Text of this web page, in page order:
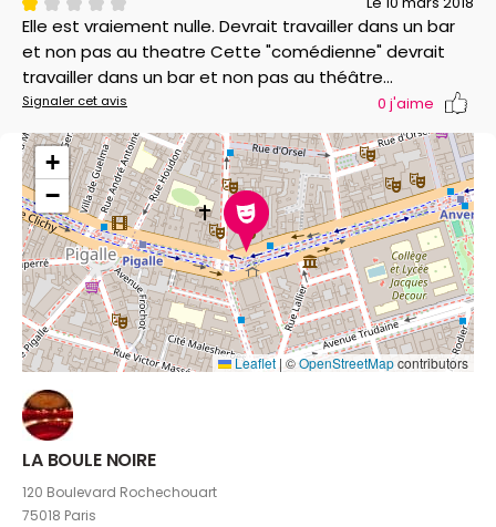
Elle est vraiement nulle. Devrait travailler dans un bar
et non pas au theatre Cette "comédienne" devrait
travailler dans un bar et non pas au théâtre...
Signaler cet avis 0 j'aime
+
−
Leaflet | ©OpenStreetMapcontributors
LA BOULE NOIRE
120 Boulevard Rochechouart
75018 Paris